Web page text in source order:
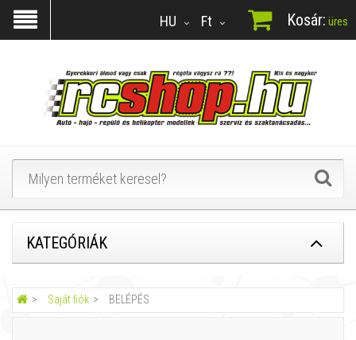
Ft
HU Kosár: üres
KATEGÓRIÁK
Saját fiók BELÉPÉS